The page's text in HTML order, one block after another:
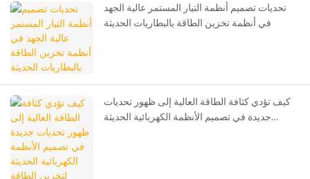
تحديات تصميم أنظمة التيار المستمر عالية الجهد
في أنظمة تخزين الطاقة بالبطاريات الحديثة
كيف تؤدي كثافة الطاقة العالية إلى ظهور تحديات
جديدة في تصميم الأنظمة الكهربائية الحديثة